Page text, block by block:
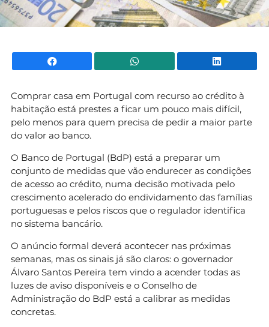
Facebook WhatsApp
Comprar casa em Portugal com recurso ao crédito à
habitação está prestes a ficar um pouco mais difícil,
pelo menos para quem precisa de pedir a maior parte
do valor ao banco.
O Banco de Portugal (BdP) está a preparar um
conjunto de medidas que vão endurecer as condições
de acesso ao crédito, numa decisão motivada pelo
crescimento acelerado do endividamento das famílias
portuguesas e pelos riscos que o regulador identifica
no sistema bancário.
O anúncio formal deverá acontecer nas próximas
semanas, mas os sinais já são claros: o governador
Álvaro Santos Pereira tem vindo a acender todas as
luzes de aviso disponíveis e o Conselho de
Administração do BdP está a calibrar as medidas
concretas.